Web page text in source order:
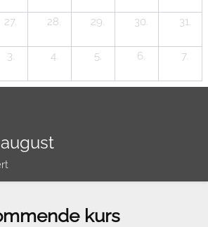
27. 28. 29. 30. 31.
3. 4. 5. 6. 7.
kurs